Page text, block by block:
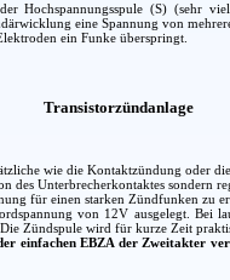
Hochspannungsspule (S) (sehr
eine Spannung von
ein Funke überspringt.
Transistorzündanlage
wie die Kontaktzündung oder
Unterbrecherkontaktes sondern
für einen starken Zündfunken zu
von 12V ausgelegt. Bei
Zündspule wird für kurze Zeit
einfachen EBZA der Zweitakter